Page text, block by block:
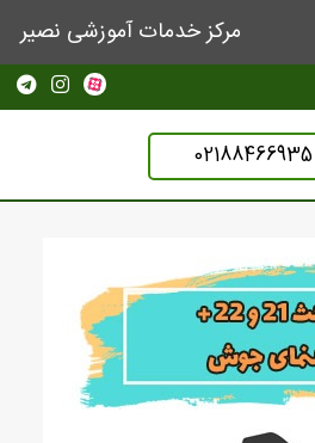
مرکز خدمات آموزشی نصیر
02188466935